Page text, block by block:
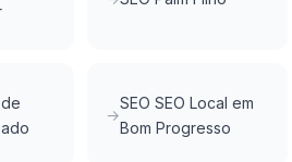
SEO SEO Local em
Bom Progresso